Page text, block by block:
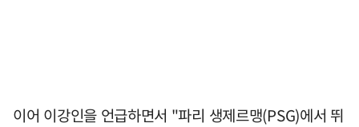
이어 이강인을 언급하면서 "파리 생제르맹(PSG)에서 뛰